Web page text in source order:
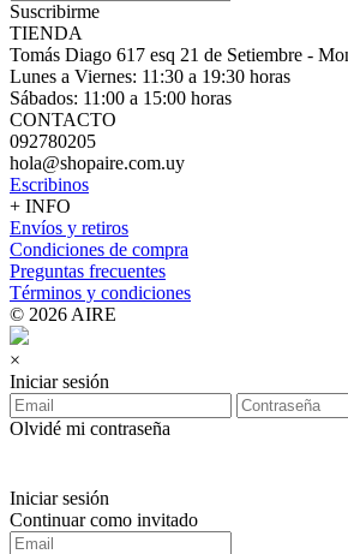
Suscribirme
TIENDA
Tomás Diago 617 esq 21 de Setiembre -
Lunes a Viernes: 11:30 a 19:30 horas
Sábados: 11:00 a 15:00 horas
CONTACTO
092780205
hola@shopaire.com.uy
Escribinos
+ INFO
Envíos y retiros
Condiciones de compra
Preguntas frecuentes
Términos y condiciones
© 2026 AIRE
×
Iniciar sesión
Olvidé mi contraseña
Iniciar sesión
Continuar como invitado